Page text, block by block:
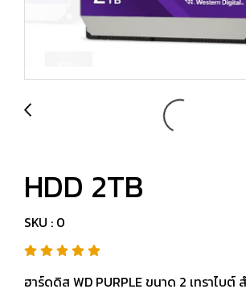
HDD 2TB
SKU : 0
ฮาร์ดดิส WD PURPLE ขนาด 2 เทราไบต์